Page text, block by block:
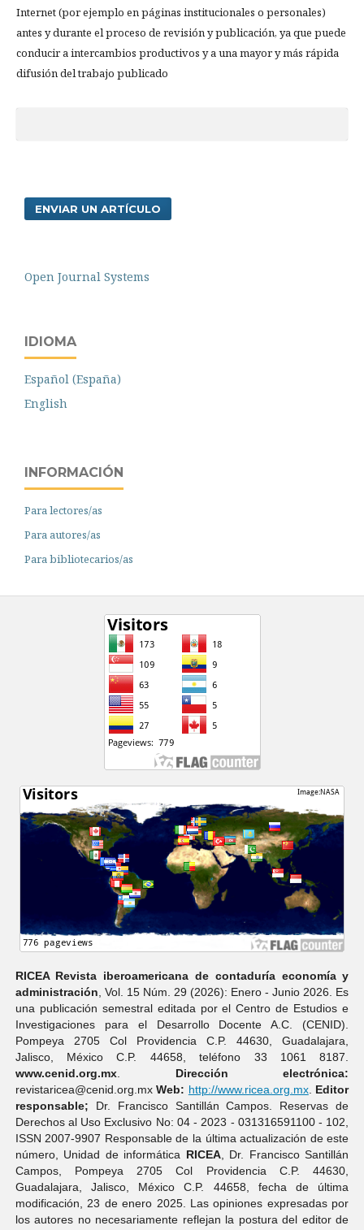
Internet (por ejemplo en páginas institucionales o personales)
antes y durante el proceso de revisión y publicación, ya que puede
conducir a intercambios productivos y a una mayor y más rápida
difusión del trabajo publicado
ENVIAR UN ARTÍCULO
Open Journal Systems
IDIOMA
Español (España)
English
INFORMACIÓN
Para lectores/as
Para autores/as
Para bibliotecarios/as
RICEA Revista iberoamericana de contaduría economí­a y
administración , Vol. 15 Núm. 29 (2026): Enero - Junio 2026. Es
una publicación semestral editada por el Centro de Estudios e
Investigaciones para el Desarrollo Docente A.C. (CENID).
Pompeya 2705 Col Providencia C.P. 44630, Guadalajara,
Jalisco, México C.P. 44658, teléfono 33 1061 8187.
www.cenid.org.mx. Dirección electrónica:
revistaricea@cenid.org.mxWeb: http://www.ricea.org.mx. Editor
responsable; Dr. Francisco Santillán Campos. Reservas de
Derechos al Uso Exclusivo No: 04 - 2023 - 031316591100 - 102,
ISSN 2007-9907 Responsable de la última actualización de este
número, Unidad de informática RICEA, Dr. Francisco Santillán
Campos, Pompeya 2705 Col Providencia C.P. 44630,
Guadalajara, Jalisco, México C.P. 44658, fecha de última
modificación, 23 de enero 2025. Las opiniones expresadas por
los autores no necesariamente reflejan la postura del editor de